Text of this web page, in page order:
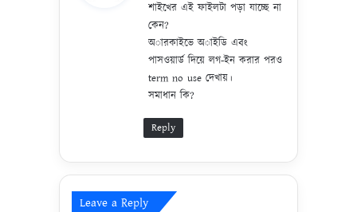
s
শাইখের এই ফাইলটা পড়া যাচ্ছে না
কেন?
অারকাইভে অাইডি এবং
পাসওয়ার্ড দিয়ে লগ-ইন করার পরও
term no use দেখায়।
সমাধান কি?
Reply
Leave a Reply